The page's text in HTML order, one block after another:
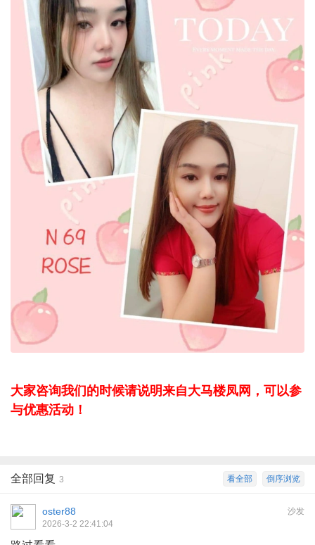
大家咨询我们的时候请说明来自大马楼凤网，可以参
与优惠活动！
倒序浏览
看全部
全部回复 3
沙发
oster88
2026-3-2 22:41:04